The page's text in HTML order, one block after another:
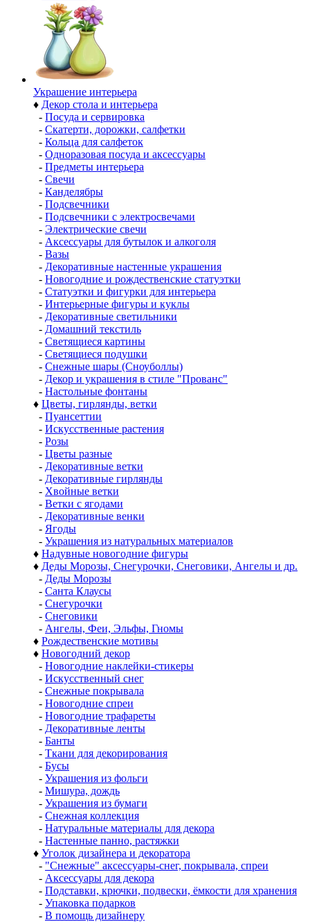
Украшение интерьера
♦ Декор стола и интерьера
- Посуда и сервировка
- Скатерти, дорожки, салфетки
- Кольца для салфеток
- Одноразовая посуда и аксессуары
- Предметы интерьера
- Свечи
- Канделябры
- Подсвечники
- Подсвечники с электросвечами
- Электрические свечи
- Аксессуары для бутылок и алкоголя
- Вазы
- Декоративные настенные украшения
- Новогодние и рождественские статуэтки
- Статуэтки и фигурки для интерьера
- Интерьерные фигуры и куклы
- Декоративные светильники
- Домашний текстиль
- Светящиеся картины
- Светящиеся подушки
- Снежные шары (Сноуболлы)
- Декор и украшения в стиле "Прованс"
- Настольные фонтаны
♦ Цветы, гирлянды, ветки
- Пуансеттии
- Искусственные растения
- Розы
- Цветы разные
- Декоративные ветки
- Декоративные гирлянды
- Хвойные ветки
- Ветки с ягодами
- Декоративные венки
- Ягоды
- Украшения из натуральных материалов
♦ Надувные новогодние фигуры
♦ Деды Морозы, Снегурочки, Снеговики, Ангелы и др.
- Деды Морозы
- Санта Клаусы
- Снегурочки
- Снеговики
- Ангелы, Феи, Эльфы, Гномы
♦ Рождественские мотивы
♦ Новогодний декор
- Новогодние наклейки-стикеры
- Искусственный снег
- Снежные покрывала
- Новогодние спреи
- Новогодние трафареты
- Декоративные ленты
- Банты
- Ткани для декорирования
- Бусы
- Украшения из фольги
- Мишура, дождь
- Украшения из бумаги
- Снежная коллекция
- Натуральные материалы для декора
- Настенные панно, растяжки
♦ Уголок дизайнера и декоратора
- "Снежные" аксессуары-снег, покрывала, спреи
- Аксессуары для декора
- Подставки, крючки, подвески, ёмкости для хранения
- Упаковка подарков
- В помощь дизайнеру